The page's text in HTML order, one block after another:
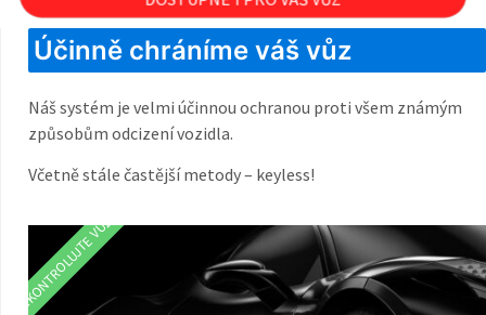
Účinně chráníme váš vůz
Náš systém je velmi účinnou ochranou proti všem známým
způsobům odcizení vozidla.
Včetně stále častější metody – keyless!
ZKONTROLUJTE VŮZ